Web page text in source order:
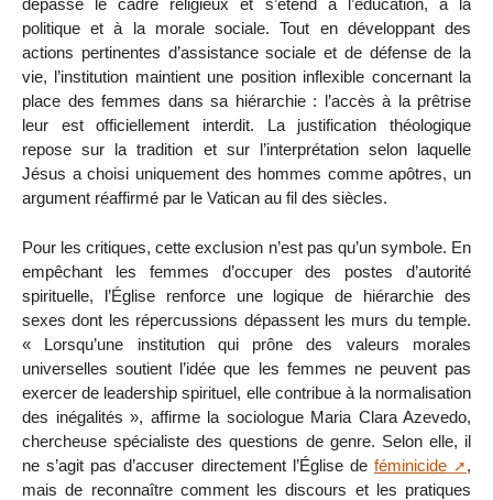
dépasse le cadre religieux et s’étend à l’éducation, à la
politique et à la morale sociale. Tout en développant des
actions pertinentes d’assistance sociale et de défense de la
vie, l’institution maintient une position inflexible concernant la
place des femmes dans sa hiérarchie : l’accès à la prêtrise
leur est officiellement interdit. La justification théologique
repose sur la tradition et sur l’interprétation selon laquelle
Jésus a choisi uniquement des hommes comme apôtres, un
argument réaffirmé par le Vatican au fil des siècles.
Pour les critiques, cette exclusion n’est pas qu’un symbole. En
empêchant les femmes d’occuper des postes d’autorité
spirituelle, l’Église renforce une logique de hiérarchie des
sexes dont les répercussions dépassent les murs du temple.
« Lorsqu’une institution qui prône des valeurs morales
universelles soutient l’idée que les femmes ne peuvent pas
exercer de leadership spirituel, elle contribue à la normalisation
des inégalités », affirme la sociologue Maria Clara Azevedo,
chercheuse spécialiste des questions de genre. Selon elle, il
ne s’agit pas d’accuser directement l’Église de féminicide
,
mais de reconnaître comment les discours et les pratiques